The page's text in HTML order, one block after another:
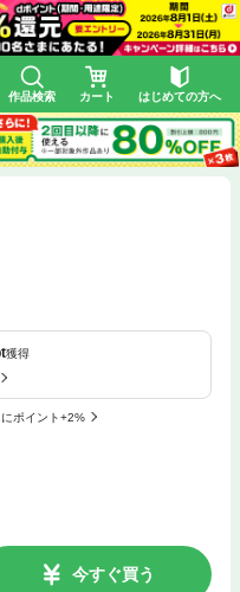
作品検索 カート はじめての方へ
獲得
ポイント+2%
今すぐ買う